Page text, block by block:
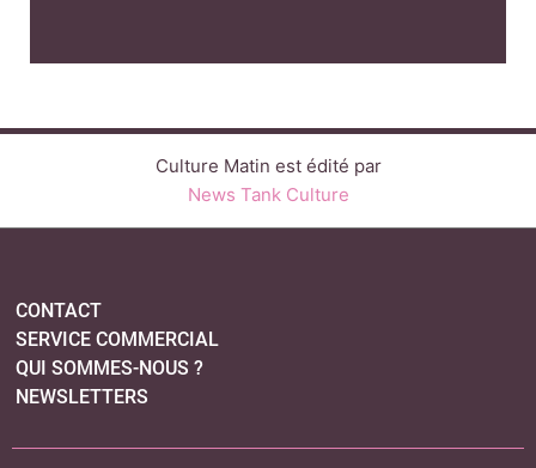
Culture Matin est édité par
News Tank Culture
CONTACT
SERVICE COMMERCIAL
QUI SOMMES-NOUS ?
NEWSLETTERS